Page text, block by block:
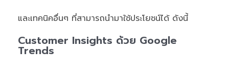
และเทคนิคอื่นๆ ที่สามารถนำมาใช้ประโยชน์ได้ ดังนี้
Customer Insights ด้วย Google
Trends